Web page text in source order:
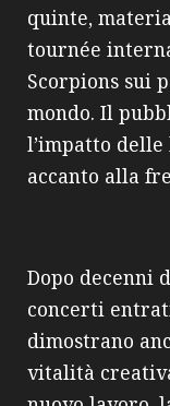
quinte,
tournée
Scorpions sui
mondo. Il
l’impatto
accanto alla
Dopo decenni
concerti
dimostrano
vitalità